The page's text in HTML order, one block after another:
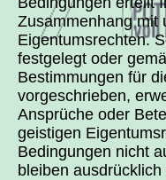
Zusammenhang mit
Eigentumsrechten.
festgelegt oder
Bestimmungen für
vorgeschrieben,
Ansprüche oder
geistigen
Bedingungen nicht
bleiben